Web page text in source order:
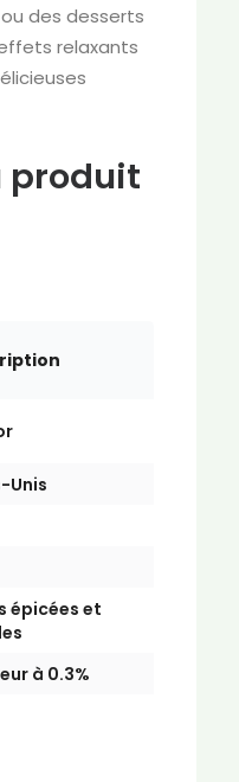
des desserts
relaxants
produit
Unis
épicées et
à 0.3%